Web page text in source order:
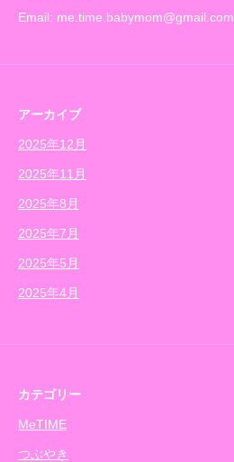
Email: me.time.babymom@gmail.com
アーカイブ
2025年12月
2025年11月
2025年8月
2025年7月
2025年5月
2025年4月
カテゴリー
MeTIME
つぶやき